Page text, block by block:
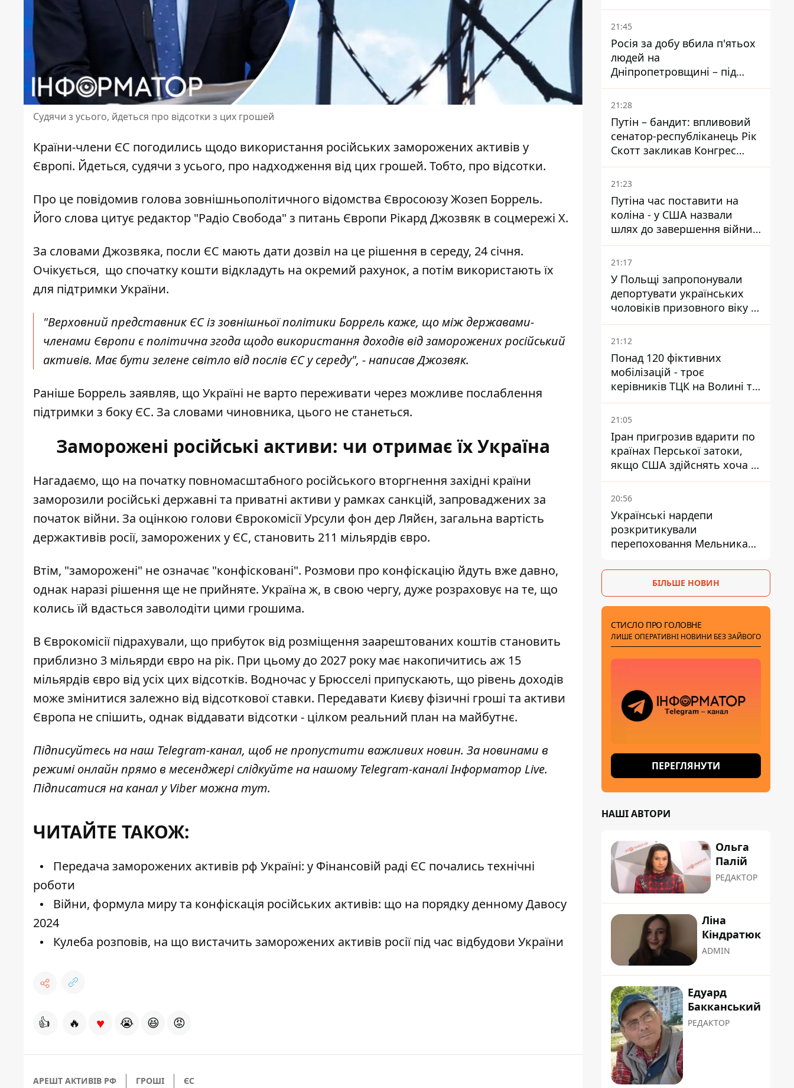
Судячи з усього, йдеться про відсотки з цих грошей
Країни-члени ЄС погодились щодо використання російських заморожених активів у
Європі. Йдеться, судячи з усього, про надходження від цих грошей. Тобто, про відсотки.
Про це повідомив голова зовнішньополітичного відомства ЄвросоюзуЖозеп Боррель.
Його слова цитує редактор "Радіо Свобода" з питань Європи Рікард Джозвяк в соцмережі Х.
За словами Джозвяка, посли ЄС мають дати дозвіл на це рішення в середу, 24 січня.
Очікується, що спочатку кошти відкладуть на окремий рахунок, а потім використають їх
для підтримки України.
"Верховний представник ЄС із зовнішньої політики Боррель каже, що між державами-
членами Європи є політична згода щодо використання доходів від заморожених російський
активів. Має бути зелене світло від послів ЄС у середу", - написав Джозвяк.
Раніше Боррель заявляв, що Україні не варто переживати через можливе послаблення
підтримки з боку ЄС. За словами чиновника, цього не станеться.
Заморожені російські активи: чи отримає їх Україна
Нагадаємо, що на початку повномасштабного російського вторгнення західні країни
заморозили російські державні та приватні активи у рамках санкцій, запроваджених за
початок війни. За оцінкою голови Єврокомісії Урсули фон дер Ляйєн, загальна вартість
держактивів росії, заморожених у ЄС, становить 211 мільярдів євро.
Втім, "заморожені" не означає "конфісковані". Розмови про конфіскацію йдуть вже давно,
однак наразі рішення ще не прийняте. Україна ж, в свою чергу, дуже розраховує на те, що
колись їй вдасться заволодіти цими грошима.
В Єврокомісії підрахували, що прибуток від розміщення заарештованих коштів становить
приблизно 3 мільярди євро на рік. При цьому до 2027 року має накопичитись аж 15
мільярдів євро від усіх цих відсотків. Водночас у Брюсселі припускають, що рівень доходів
може змінитися залежно від відсоткової ставки. Передавати Києву фізичні гроші та активи
Європа не спішить, однак віддавати відсотки - цілком реальний план на майбутнє.
Підписуйтесь на наш Telegram-канал, щоб не пропустити важливих новин. За новинами в
режимі онлайн прямо в месенджері слідкуйте на нашому Telegram-каналіІнформатор Live.
Підписатися на канал у Viber можнатут.
ЧИТАЙТЕ ТАКОЖ:
Передача заморожених активів рф Україні: у Фінансовій раді ЄС почались технічні
роботи
Війни, формула миру та конфіскація російських активів: що на порядку денному Давосу
2024
Кулеба розповів, на що вистачить заморожених активів росії під час відбудови України
👍 🔥 ♥ 😭 😆 😡
АРЕШТ АКТИВІВ РФ ГРОШІ ЄС
біль – він очолив народне
голосування
21:45
Росія за добу вбила п'ятьох
людей на
Дніпропетровщині – під
ударами опинилися п'ять
районів області
21:28
Путін – бандит: впливовий
сенатор-республіканець Рік
Скотт закликав Конгрес
притягнути РФ до
відповідальності за війну в
Україні
21:23
Путіна час поставити на
коліна - у США назвали
шлях до завершення війни -
National Security Journal
21:17
У Польщі запропонували
депортувати українських
чоловіків призовного віку -
кого це може торкнутися
21:12
Понад 120 фіктивних
мобілізацій - троє
керівників ТЦК на Волині та
Буковині отримали підозри
за фейкові звіти
21:05
Іран пригрозив вдарити по
країнах Перської затоки,
якщо США здійснять хоча б
одну атаку - Reuters
20:56
Українські нардепи
розкритикували
перепоховання Мельника
ізоляції
БІЛЬШЕ НОВИН
СТИСЛО ПРО ГОЛОВНЕ
ЛИШЕ ОПЕРАТИВНІ НОВИНИ БЕЗ ЗАЙВОГО
ПЕРЕГЛЯНУТИ
НАШІ АВТОРИ
Ольга
Палій
РЕДАКТОР
Ліна
Кіндратюк
ADMIN
Едуард
Бакканський
РЕДАКТОР